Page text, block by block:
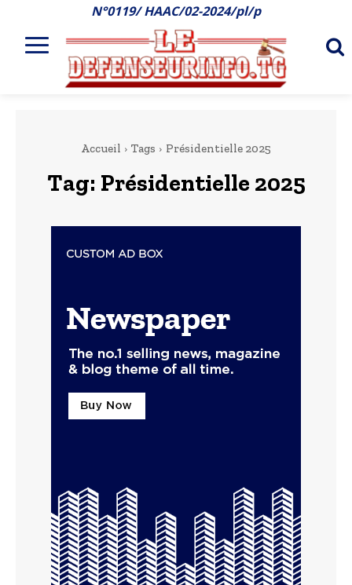
N°0119/ HAAC/02-2024/pl/p
Accueil Tags Présidentielle 2025
Tag: Présidentielle 2025